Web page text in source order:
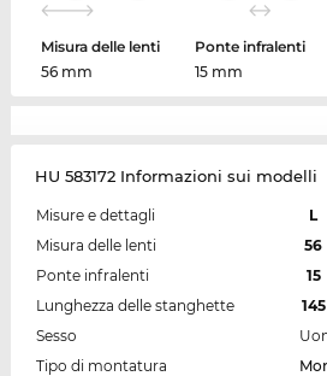
Misura delle lenti
56 mm
Ponte infralenti
15 mm
HU 583172 Informazioni sui modelli
Misure e dettagli
L
Misura delle lenti
56
Ponte infralenti
15
Lunghezza delle stanghette
145
Sesso
Tipo di montatura